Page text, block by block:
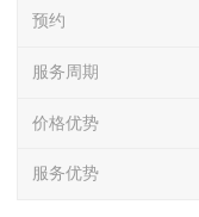
预约
服务周期
价格优势
服务优势